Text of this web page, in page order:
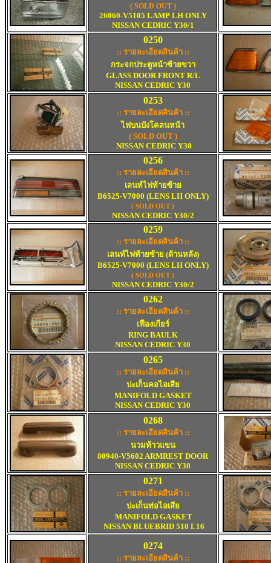
( SOLD OUT )
26060-V5105 LAMP LH ONLY
NISSAN CEDRIC Y30/1
0250
:: รายละเอียดสินค้า ::
กระจกประตูหน้าซ้ายขวา
GLASS DOOR FRONT R/L
NISSAN CEDRIC Y30
0253
:: รายละเอียดสินค้า ::
ไฟบนบังโคลนหน้า
( SOLD OUT )
NISSAN CEDRIC Y30
0256
:: รายละเอียดสินค้า ::
เลนท์ไฟท้ายซ้าย
B6525-V7000 (LENS LH ONLY)
( SOLD OUT )
NISSAN CEDRIC Y30/2
0259
:: รายละเอียดสินค้า ::
เลนท์ไฟท้ายซ้าย (ด้านหลัง)
B6525-V7000 (LENS LH ONLY)
( SOLD OUT )
NISSAN CEDRIC Y30/2
0262
:: รายละเอียดสินค้า ::
เฟืองเกียร์
RING BAULK
NISSAN CEDRIC Y30
0265
:: รายละเอียดสินค้า ::
ปะเก็นคอไอเสีย
MANIFOLD GASKET
NISSAN CEDRIC Y30
0268
:: รายละเอียดสินค้า ::
นวมท้าวแขน
80940-V5602 ARMREST DOOR
NISSAN CEDRIC Y30
0271
:: รายละเอียดสินค้า ::
ปะเก็นท่อไอเสีย
MANIFOLD GASKET
NISSAN BLUEBRID 510 L16
0274
:: รายละเอียดสินค้า ::